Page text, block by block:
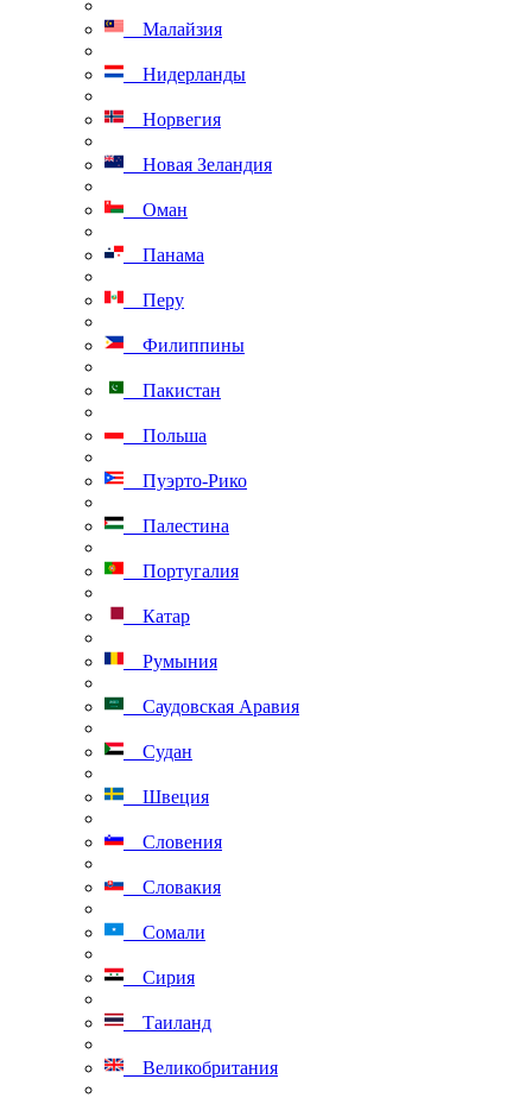
Малайзия
Нидерланды
Норвегия
Новая Зеландия
Оман
Панама
Перу
Филиппины
Пакистан
Польша
Пуэрто-Рико
Палестина
Португалия
Катар
Румыния
Саудовская Аравия
Судан
Швеция
Словения
Словакия
Сомали
Сирия
Таиланд
Великобритания